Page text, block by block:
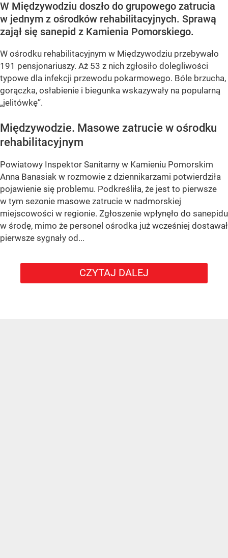
W Międzywodziu doszło do grupowego zatrucia
w jednym z ośrodków rehabilitacyjnych. Sprawą
zajął się sanepid z Kamienia Pomorskiego.
W ośrodku rehabilitacyjnym w Międzywodziu przebywało
191 pensjonariuszy. Aż 53 z nich zgłosiło dolegliwości
typowe dla infekcji przewodu pokarmowego. Bóle brzucha,
gorączka, osłabienie i biegunka wskazywały na popularną
„jelitówkę”.
Międzywodzie. Masowe zatrucie w ośrodku
rehabilitacyjnym
Powiatowy Inspektor Sanitarny w Kamieniu Pomorskim
Anna Banasiak w rozmowie z dziennikarzami potwierdziła
pojawienie się problemu. Podkreśliła, że jest to pierwsze
w tym sezonie masowe zatrucie w nadmorskiej
miejscowości w regionie. Zgłoszenie wpłynęło do sanepidu
w środę, mimo że personel ośrodka już wcześniej dostawał
pierwsze sygnały od...
CZYTAJ DALEJ